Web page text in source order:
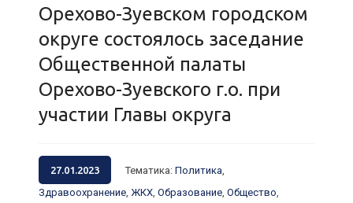
Орехово-Зуевском городском
округе состоялось заседание
Общественной палаты
Орехово-Зуевского г.о. при
участии Главы округа
27.01.2023 Тематика: Политика,
Здравоохранение, ЖКХ, Образование, Общество,